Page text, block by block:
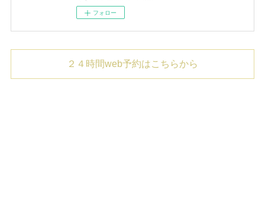
フォロー
２４時間web予約はこちらから